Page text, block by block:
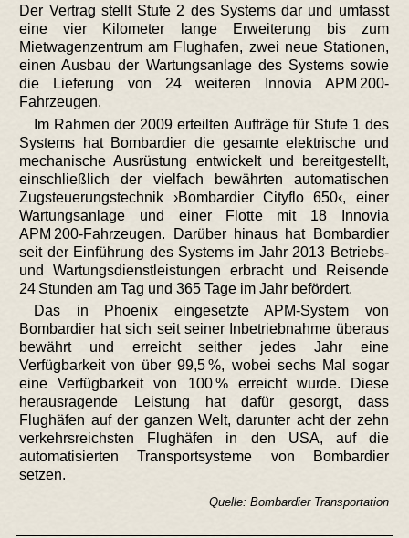
Der Vertrag stellt Stufe 2 des Systems dar und umfasst
eine vier Kilometer lange Erweiterung bis zum
Mietwagenzentrum am Flughafen, zwei neue Stationen,
einen Ausbau der Wartungsanlage des Systems sowie
die Lieferung von 24 weiteren Innovia APM 200-
Fahrzeugen.
Im Rahmen der 2009 erteilten Aufträge für Stufe 1 des
Systems hat Bombardier die gesamte elektrische und
mechanische Ausrüstung entwickelt und bereitgestellt,
einschließlich der vielfach bewährten automatischen
Zugsteuerungstechnik ›Bombardier Cityflo 650‹, einer
Wartungsanlage und einer Flotte mit 18 Innovia
APM 200-Fahrzeugen. Darüber hinaus hat Bombardier
seit der Einführung des Systems im Jahr 2013 Betriebs-
und Wartungsdienstleistungen erbracht und Reisende
24 Stunden am Tag und 365 Tage im Jahr befördert.
Das in Phoenix eingesetzte APM-System von
Bombardier hat sich seit seiner Inbetriebnahme überaus
bewährt und erreicht seither jedes Jahr eine
Verfügbarkeit von über 99,5 %, wobei sechs Mal sogar
eine Verfügbarkeit von 100 % erreicht wurde. Diese
herausragende Leistung hat dafür gesorgt, dass
Flughäfen auf der ganzen Welt, darunter acht der zehn
verkehrsreichsten Flughäfen in den USA, auf die
automatisierten Transportsysteme von Bombardier
setzen.
Quelle: Bombardier Transportation